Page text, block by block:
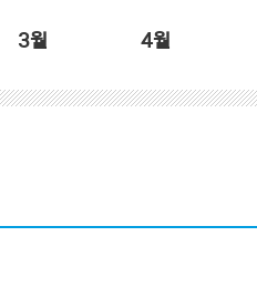
3월 4월